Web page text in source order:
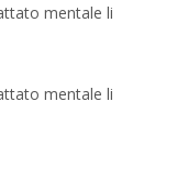
mentale li
mentale li